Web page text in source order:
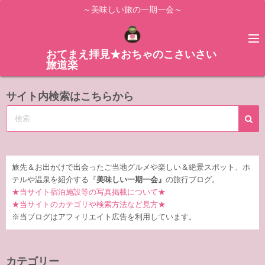
ス
ッ
～美味しい旅の一期一会～
おてまえ拝見★おちゃのこさいさい
旅道楽
サイト内検索はこちらから
旅先＆お出かけで出会ったご当地グルメや楽しい＆絶景スポット、ホ
テルや温泉を紹介する『 美味しい一期一会』 の旅行ブログ。
★当サイト宿泊施設等の写真掲載について★
★当サイトのカテゴリや検索方法など見方★
※当ブログはアフィリエイト広告を利用しています。
カテゴリー